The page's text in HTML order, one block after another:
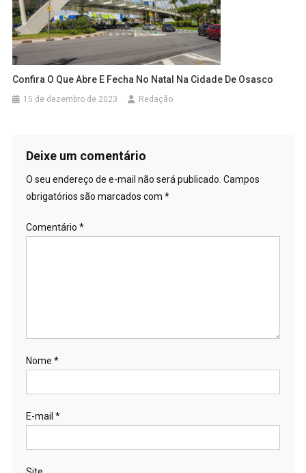
Confira O Que Abre E Fecha No Natal Na Cidade De Osasco
15 de dezembro de 2023 Redação
Deixe um comentário
O seu endereço de e-mail não será publicado. Campos
obrigatórios são marcados com *
Comentário *
Nome *
E-mail *